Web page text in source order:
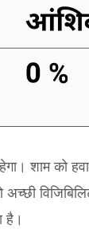
शाम को
है।